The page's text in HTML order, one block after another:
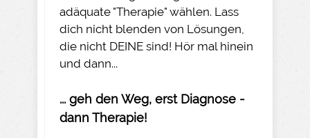
adäquate "Therapie" wählen. Lass
dich nicht blenden von Lösungen,
die nicht DEINE sind! Hör mal hinein
und dann...
... geh den Weg, erst Diagnose -
dann Therapie!